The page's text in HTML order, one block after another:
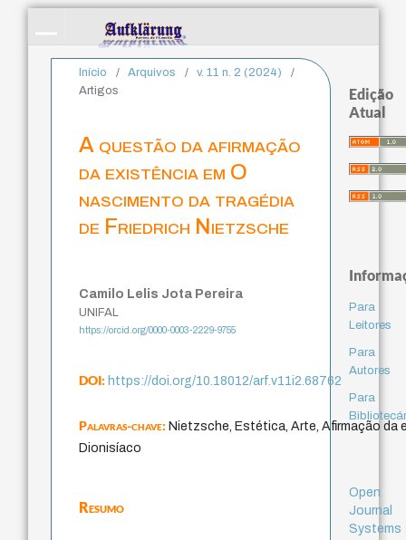
Início / Arquivos / v. 11 n. 2 (2024)
/
Artigos
A questão da afirmação
da existência em O
nascimento da tragédia
de Friedrich Nietzsche
Camilo Lelis Jota Pereira
UNIFAL
https://orcid.org/0000-0003-2229-9755
DOI:https://doi.org/10.18012/arf.v11i2.68762
Palavras-chave:Nietzsche, Estética, Arte, Afirmação da
Dionisíaco
Resumo
Edição
Atual
Para
Leitores
Para
Autores
Para
Open
Journal
Systems